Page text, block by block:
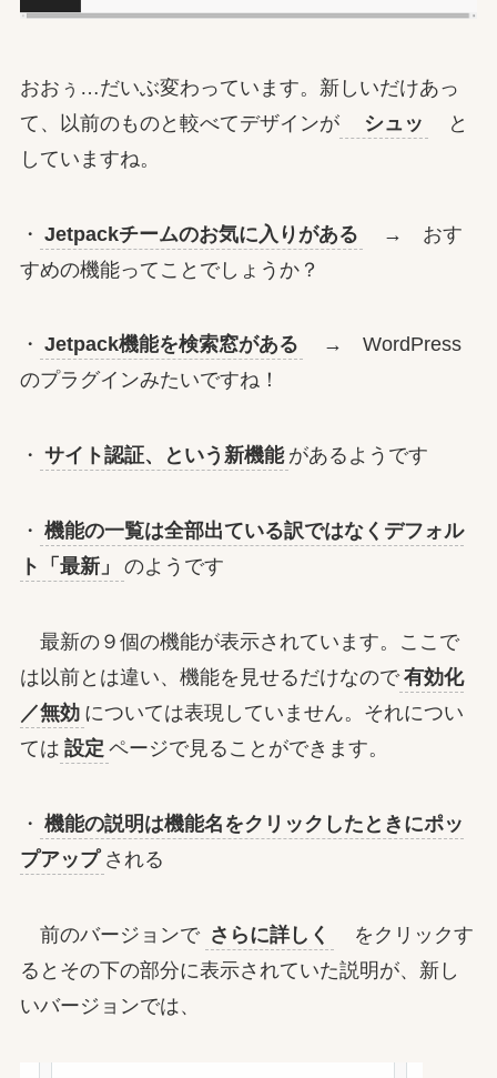
おおぅ…だいぶ変わっています。新しいだけあっ
て、以前のものと較べてデザインが
シュッ
と
していますね。
・ Jetpackチームのお気に入りがある
→ おす
すめの機能ってことでしょうか？
・ Jetpack機能を検索窓がある
→ WordPress
のプラグインみたいですね！
・ サイト認証、という新機能 があるようです
・ 機能の一覧は全部出ている訳ではなくデフォル
ト「最新」
のようです
最新の９個の機能が表示されています。ここで
は以前とは違い、機能を見せるだけなので 有効化
／無効 については表現していません。それについ
ては 設定 ページで見ることができます。
・ 機能の説明は機能名をクリックしたときにポッ
プアップ される
前のバージョンで さらに詳しく
をクリックす
るとその下の部分に表示されていた説明が、新し
いバージョンでは、